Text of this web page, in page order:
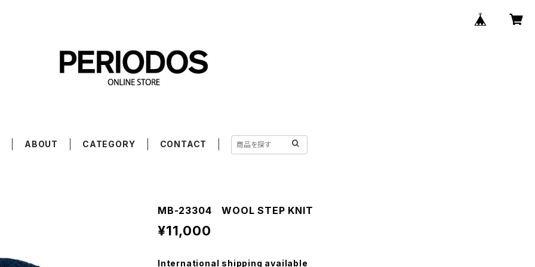
ABOUT CATEGORY CONTACT
MB-23304 WOOL STEP KNIT
¥11,000
International shipping available